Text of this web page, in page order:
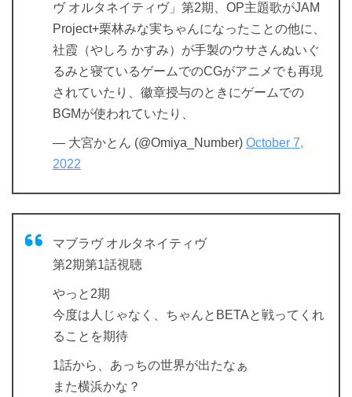
ヴ オルタネイティヴ」第2期、OP主題歌がJAM
Project+栗林みな実ちゃんになったことの他に、
社霞（やしろ かすみ）が手製のウサさんぬいぐ
るみと寝ているゲームでのCGがアニメでも再現
されていたり、徽章授与のときにゲームでの
BGMが使われていたり、
— 大宮かとん (@Omiya_Number) October 7,
2022
マブラヴ オルタネイティヴ
第2期第1話視聴
やっと2期
今度は人じゃなく、ちゃんとBETAと戦ってくれ
ることを期待
1話から、あっちの世界が出たなぁ
また横浜かな？